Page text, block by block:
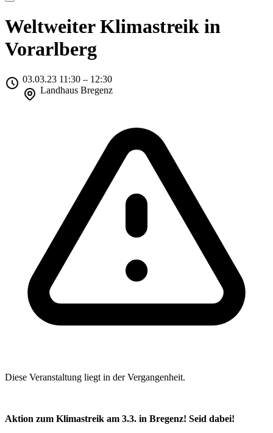
Weltweiter Klimastreik in
Vorarlberg
03.03.23 11:30 – 12:30
Landhaus Bregenz
Diese Veranstaltung liegt in der Vergangenheit.
Aktion zum Klimastreik am 3.3. in Bregenz! Seid dabei!